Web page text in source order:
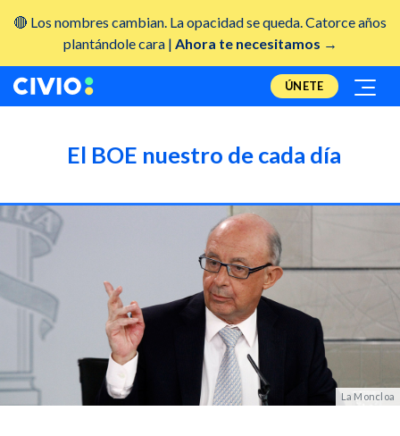
🔴 Los nombres cambian. La opacidad se queda. Catorce años
plantándole cara | Ahora te necesitamos →
ÚNETE
El BOE nuestro de cada día
La Moncloa